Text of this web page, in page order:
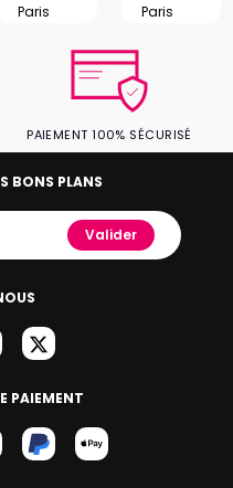
Paris
Paris
PAIEMENT 100% SÉCURISÉ
PAIEMENT
BONS PLANS
Valider